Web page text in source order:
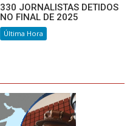
330 JORNALISTAS DETIDOS
NO FINAL DE 2025
Última Hora